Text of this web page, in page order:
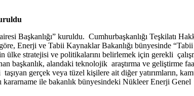
Başkanlığı” kuruldu. Cumhurbaşkanlığı Teşkilatı
Enerji ve Tabii Kaynaklar Bakanlığı bünyesinde
stratejisi ve politikalarını belirlemek için gerekli
başkanlık, alandaki teknolojik araştırma ve geliştirme
gerçek veya tüzel kişilere ait diğer yatırımların,
kararname ile bakanlık bünyesindeki Nükleer Enerji